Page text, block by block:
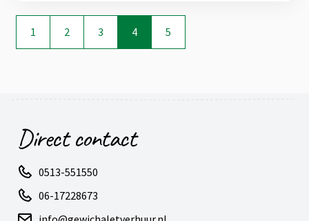
1 2 3 4 5
Direct contact
0513-551550
06-17228673